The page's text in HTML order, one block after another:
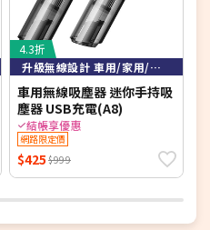
4.3折
升級無線設計 車用/家用/大吸力
車用無線吸塵器 迷你手持吸
塵器 USB充電(A8)
結帳享優惠
網路限定價
$425 $999